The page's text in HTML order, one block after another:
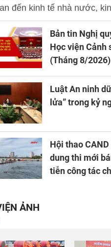
đến kinh tế nhà nước,
dụng khoa học công nghệ,
chuyển đổi số.Bản tin Nghị
Học viện Cảnh
(Tháng 8/2026)
Luật An ninh
lửa” trong kỷ
Hội thao
dung thi mới
tiễn công tác
ẢNH